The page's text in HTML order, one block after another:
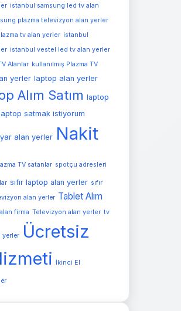
istanbul samsung led tv alan
plazma televizyon alan yerler
tv alan yerler istanbul
istanbul vestel led tv alan yerler
Alanlar kullanılmış Plazma TV
yerler laptop alan yerler
Alım Satım laptop
satmak istiyorum
alan yerler Nakit
TV satanlar spotçu adresleri
sıfır laptop alan yerler sıfır
alan yerler Tablet Alım
firma Televizyon alan yerler tv
yerler
Ücretsiz
İkinci El